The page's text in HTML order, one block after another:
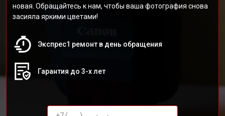
новая. Обращайтесь к нам, чтобы ваша фотография снова
засияла яркими цветами!
Экспрес1 ремонт в день обращения
Гарантия до 3-х лет